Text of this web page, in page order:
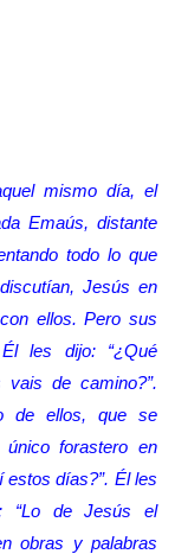
mismo día, el
Emaús, distante
todo lo que
Jesús en
ellos. Pero sus
les dijo: “¿Qué
de camino?”.
de ellos, que se
forastero en
estos días?”. Él les
“Lo de Jesús el
obras y palabras